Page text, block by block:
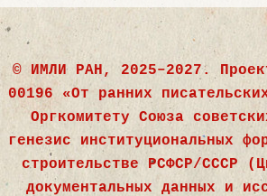
© ИМЛИ РАН, 2025–2027.
00196 «От ранних
Оргкомитету Союза
генезис институциональных
строительстве РСФСР/СССР
документальных данных и